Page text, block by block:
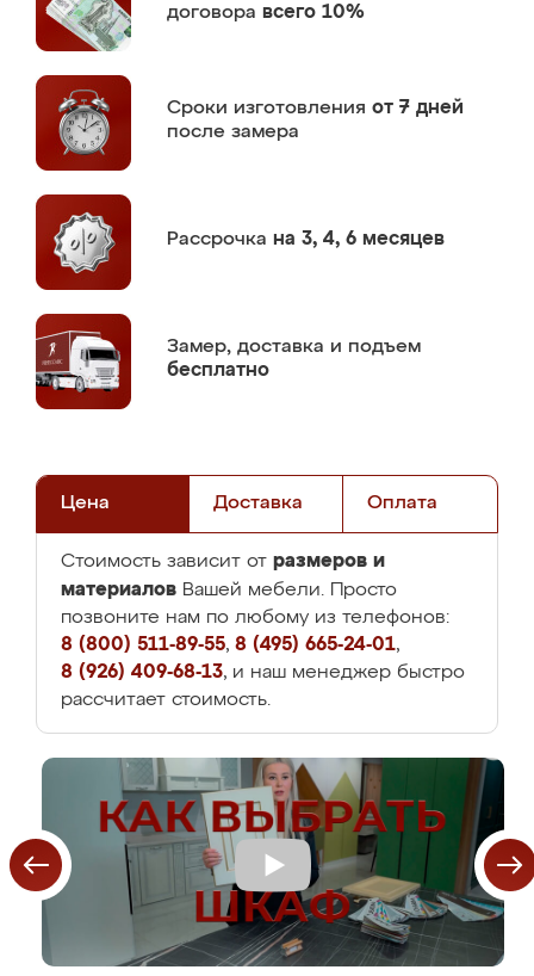
договора всего 10%
Сроки изготовления от 7 дней
после замера
Рассрочка на 3, 4, 6 месяцев
Замер, доставка и подъем
бесплатно
Цена Доставка Оплата
Стоимость зависит от размеров и
материалов Вашей мебели. Просто
позвоните нам по любому из телефонов:
8 (800) 511-89-55, 8 (495) 665-24-01,
8 (926) 409-68-13, и наш менеджер быстро
рассчитает стоимость.